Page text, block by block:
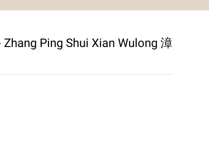
Ping Shui Xian Wulong 漳